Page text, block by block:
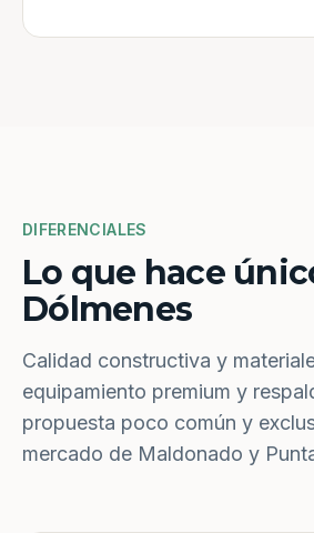
DIFERENCIALES
Lo que hace
Dólmenes
Calidad constructiva y
equipamiento premium y
propuesta poco común y
mercado de Maldonado y